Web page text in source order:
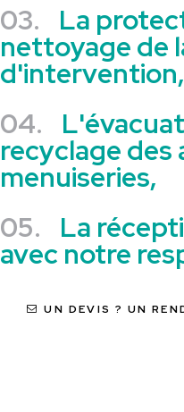
03.
La
nettoyage de
d'intervention,
04.
recyclage des
menuiseries,
05.
La
avec notre
UN DEVIS ? UN